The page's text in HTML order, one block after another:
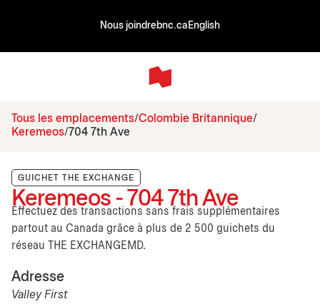
Nous joindrebnc.ca English
Tous les emplacements Colombie Britannique
Keremeos 704 7th Ave
GUICHET THE EXCHANGE
Keremeos - 704 7th Ave
Effectuez des transactions sans frais supplémentaires
partout au Canada grâce à plus de 2 500 guichets du
réseau THE EXCHANGEMD.
Adresse
Valley First